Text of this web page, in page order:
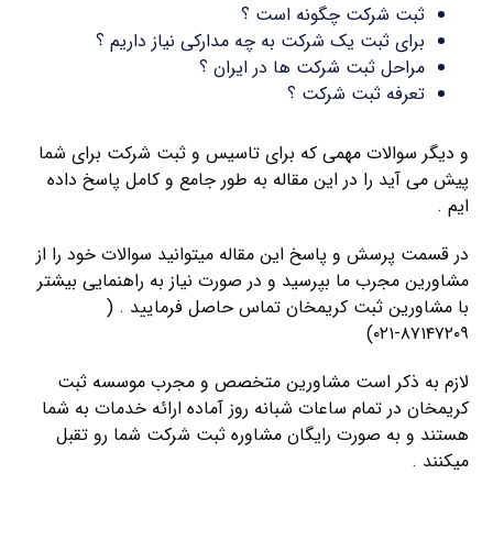
ثبت شرکت چگونه است ؟
برای ثبت یک شرکت به چه مدارکی نیاز داریم ؟
مراحل ثبت شرکت ها در ایران ؟
تعرفه ثبت شرکت ؟
و دیگر سوالات مهمی که برای تاسیس و ثبت شرکت برای شما
پیش می آید را در این مقاله به طور جامع و کامل پاسخ داده
ایم .
در قسمت پرسش و پاسخ این مقاله میتوانید سوالات خود را از
مشاورین مجرب ما بپرسید و در صورت نیاز به راهنمایی بیشتر
با مشاورین ثبت کریمخان تماس حاصل فرمایید . (
۸۷۱۴۷۲۰۹-۰۲۱)
لازم به ذکر است مشاورین متخصص و مجرب موسسه ثبت
کریمخان در تمام ساعات شبانه روز آماده ارائه خدمات به شما
هستند و به صورت رایگان مشاوره ثبت شرکت شما رو تقبل
میکنند .